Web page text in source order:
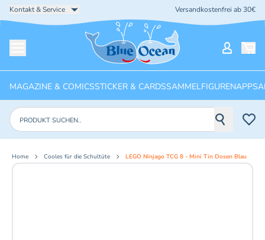
Kontakt & Service Versandkostenfrei ab 30€
Startseite
MAGAZINE & COMICSSTICKER & CARDSSAMMELFIGURENAPPS
Produkte suchen
Home Cooles für die Schultüte LEGO Ninjago TCG 8 - Mini Tin Dosen Blau